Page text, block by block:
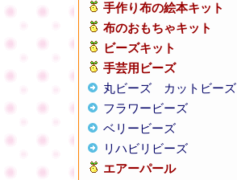
手作り布の絵本キット
布のおもちゃキット
ビーズキット
手芸用ビーズ
丸ビーズ
カットビーズ
フラワービーズ
ベリービーズ
リハビリビーズ
エアーパール